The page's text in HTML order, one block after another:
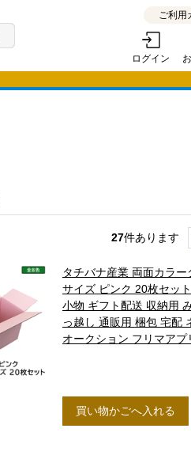
ご利用
ログイン
27件あります
タチバナ産業 両面カラ
サイズ ピンク 20枚セッ
小物 ギフト配送 収納用
っ越し 通販用 梱包 宅配
オークション フリマアプ
買い物かごへ入れる